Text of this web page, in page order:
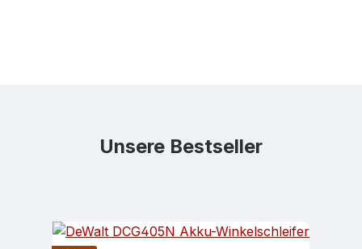
Unsere Bestseller
Produktgalerie überspringen